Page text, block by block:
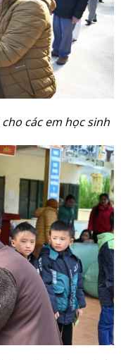
các em học sinh